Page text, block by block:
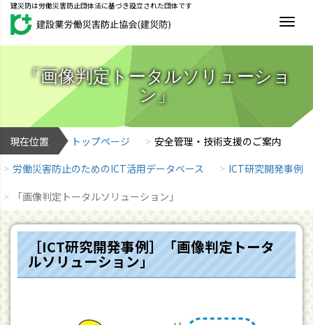
建災防は労働災害防止団体法に基づき設立された団体です
「画像判定トータルソリューショ
ン」
現在位置 トップページ
安全管理・技術支援のご案内
労働災害防止のためのICT活用データベース
ICT研究開発事例
「画像判定トータルソリューション」
［ICT研究開発事例］「画像判定トータ
ルソリューション」